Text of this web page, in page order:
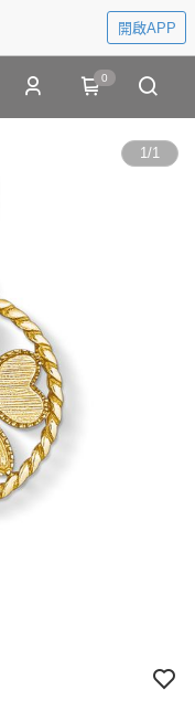
開啟APP
0
1/1